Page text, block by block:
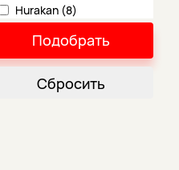
Hurakan (8)
JOHNY (2)
MINNEAPOLIS (1)
Macap (2)
Подобрать
Сбросить